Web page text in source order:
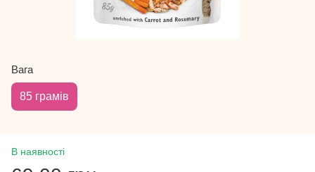
Вага
85 грамів
В наявності